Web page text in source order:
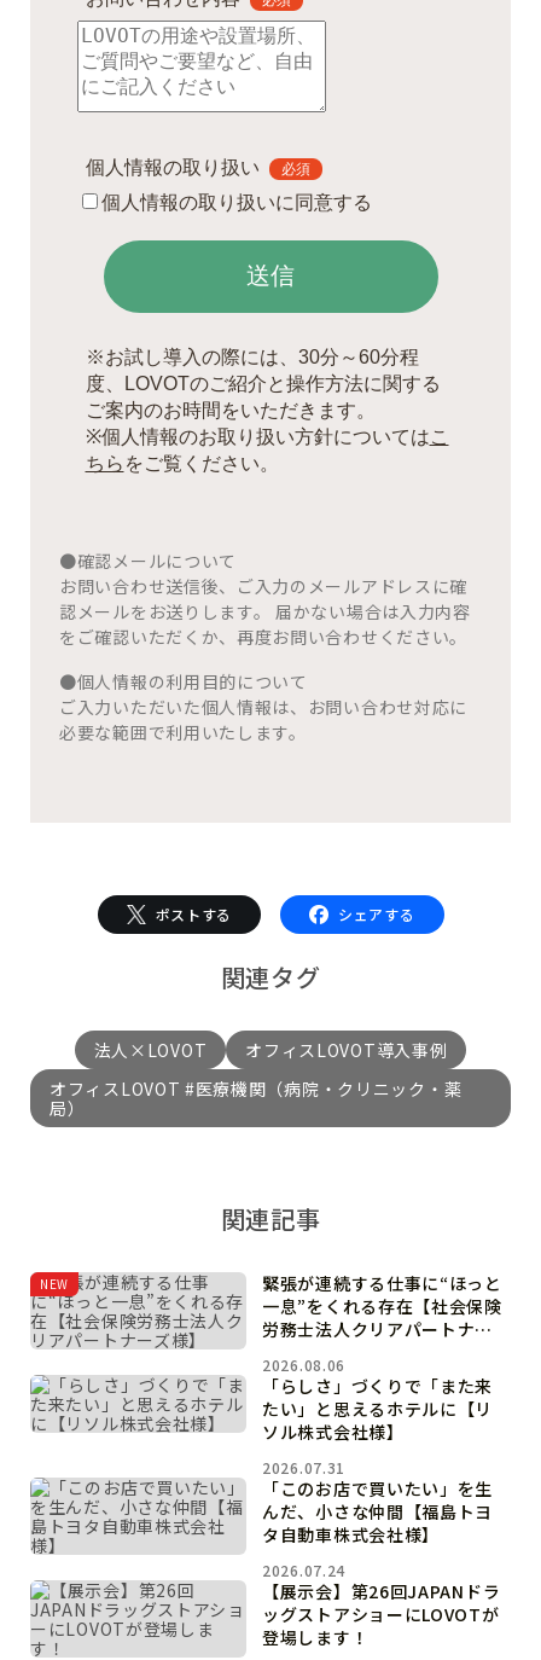
●確認メールについて
お問い合わせ送信後、ご入力のメールアドレスに確
認メールをお送りします。 届かない場合は入力内容
をご確認いただくか、再度お問い合わせください。
●個人情報の利用目的について
ご入力いただいた個人情報は、お問い合わせ対応に
必要な範囲で利用いたします。
ポストする シェアする
関連タグ
法人×LOVOT
オフィスLOVOT導入事例
オフィスLOVOT #医療機関（病院・クリニック・薬
局）
関連記事
NEW
緊張が連続する仕事に“ほっと
一息”をくれる存在【社会保険
労務士法人クリアパートナー
2026.08.06
「らしさ」づくりで「また来
たい」と思えるホテルに【リ
ソル株式会社様】
2026.07.31
「このお店で買いたい」を生
んだ、小さな仲間【福島トヨ
タ自動車株式会社様】
2026.07.24
【展示会】第26回JAPANドラ
ッグストアショーにLOVOTが
登場します！